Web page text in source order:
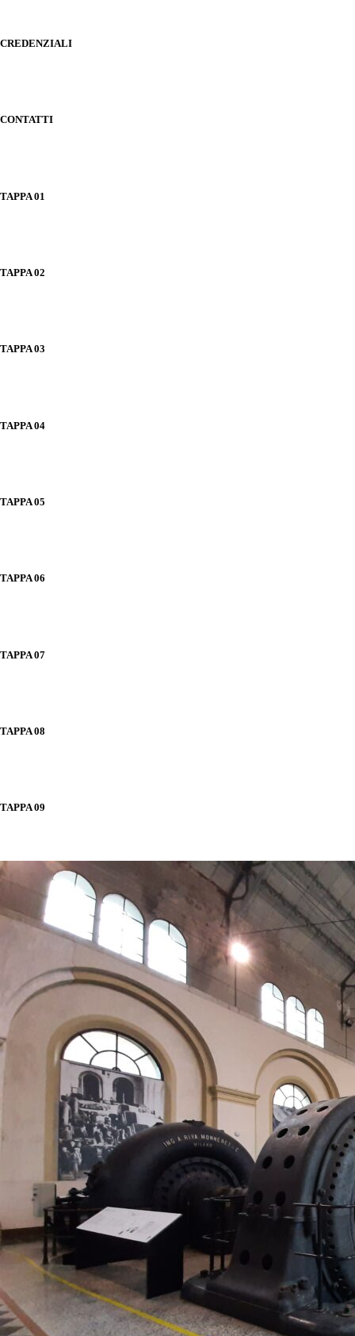
CREDENZIALI
CONTATTI
TAPPA 01
TAPPA 02
TAPPA 03
TAPPA 04
TAPPA 05
TAPPA 06
TAPPA 07
TAPPA 08
TAPPA 09